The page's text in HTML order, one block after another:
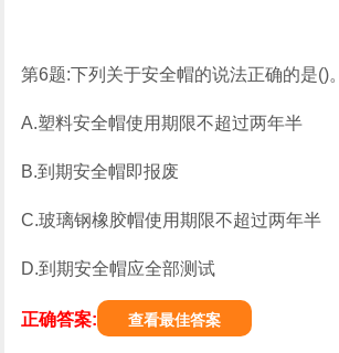
第6题:下列关于安全帽的说法正确的是()。
A.塑料安全帽使用期限不超过两年半
B.到期安全帽即报废
C.玻璃钢橡胶帽使用期限不超过两年半
D.到期安全帽应全部测试
正确答案: 查看最佳答案